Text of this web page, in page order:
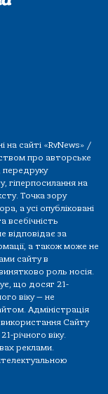
на сайті «RvNews» /
про авторське
передруку
гіперпосилання на
Точка зору
а усі опубліковані
всебічність
відповідає за
а також може не
сайту в
роль носія.
що досяг 21-
віку — не
Адміністрація
використання Сайту
річного віку.
реклами.